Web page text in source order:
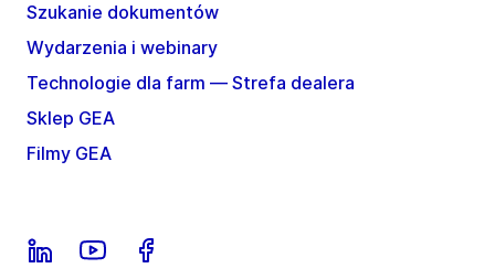
Szukanie dokumentów
Wydarzenia i webinary
Technologie dla farm — Strefa dealera
Sklep GEA
Filmy GEA